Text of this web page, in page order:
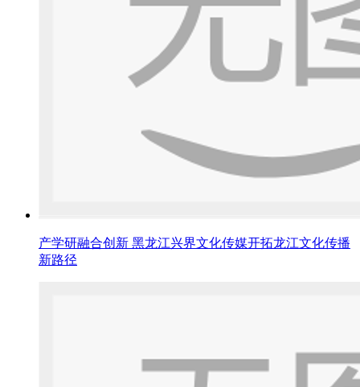
产学研融合创新 黑龙江兴界文化传媒开拓龙江文化传播
新路径